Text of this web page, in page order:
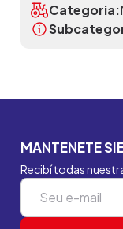
Categoria:
MANTENETE
Recibí todas